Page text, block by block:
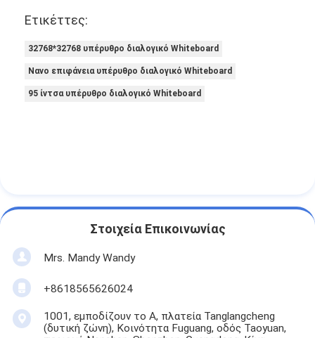
Ετικέττες:
32768*32768 υπέρυθρο διαλογικό Whiteboard
Νανο επιφάνεια υπέρυθρο διαλογικό Whiteboard
95 ίντσα υπέρυθρο διαλογικό Whiteboard
Στοιχεία Επικοινωνίας
Mrs. Mandy Wandy
+8618565626024
1001, εμποδίζουν το Α, πλατεία Tanglangcheng
(δυτική ζώνη), Κοινότητα Fuguang, οδός Taoyuan,